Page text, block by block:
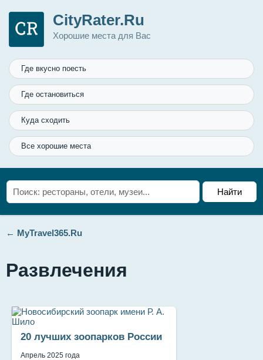
CityRater.Ru
Хорошие места для Вас
Где вкусно поесть
Где остановиться
Куда сходить
Все хорошие места
← MyTravel365.Ru
Развлечения
20 лучших зоопарков России
Апрель 2025 года